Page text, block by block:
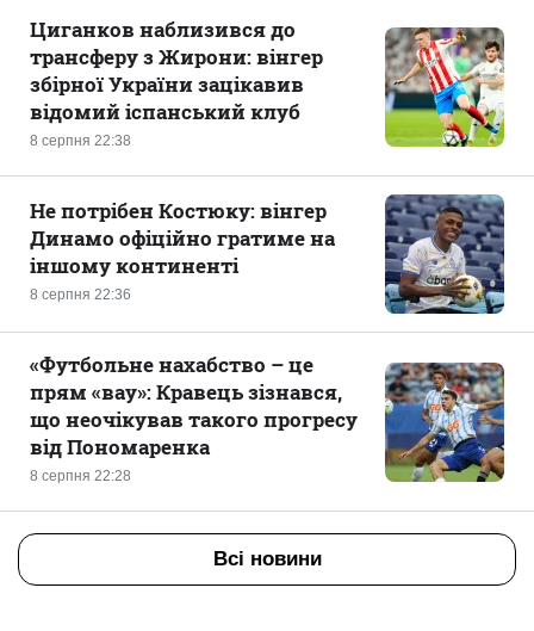
8 серпня 22:38
Циганков наблизився до
трансферу з Жирони: вінгер
збірної України зацікавив
відомий іспанський клуб
8 серпня 22:36
Не потрібен Костюку: вінгер
Динамо офіційно гратиме на
іншому континенті
8 серпня 22:28
«Футбольне нахабство – це
прям «вау»: Кравець зізнався,
що неочікував такого прогресу
від Пономаренка
Всі новини